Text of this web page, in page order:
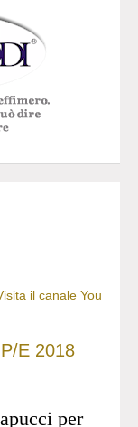
il canale You
E 2018
per